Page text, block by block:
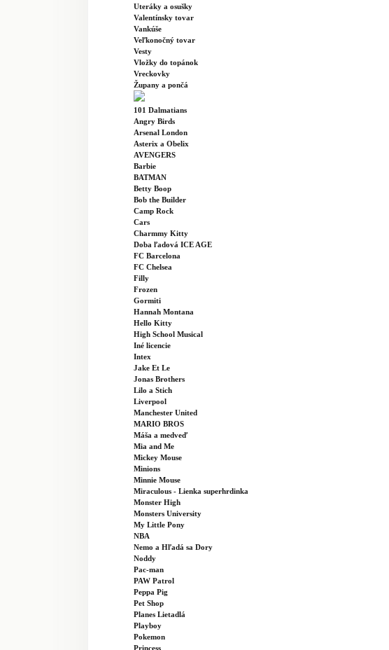
Uteráky a osušky
Valentínsky tovar
Vankúše
Veľkonočný tovar
Vesty
Vložky do topánok
Vreckovky
Župany a pončá
101 Dalmatians
Angry Birds
Arsenal London
Asterix a Obelix
AVENGERS
Barbie
BATMAN
Betty Boop
Bob the Builder
Camp Rock
Cars
Charmmy Kitty
Doba ľadová ICE AGE
FC Barcelona
FC Chelsea
Filly
Frozen
Gormiti
Hannah Montana
Hello Kitty
High School Musical
Iné licencie
Intex
Jake Et Le
Jonas Brothers
Lilo a Stich
Liverpool
Manchester United
MARIO BROS
Máša a medveď
Mia and Me
Mickey Mouse
Minions
Minnie Mouse
Miraculous - Lienka superhrdinka
Monster High
Monsters University
My Little Pony
NBA
Nemo a Hľadá sa Dory
Noddy
Pac-man
PAW Patrol
Peppa Pig
Pet Shop
Planes Lietadlá
Playboy
Pokemon
Princess